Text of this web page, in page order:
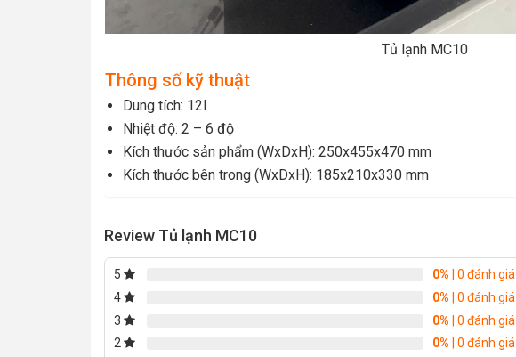
Tủ lạnh MC10
Thông số kỹ thuật
Dung tích: 12l
Nhiệt độ: 2 – 6 độ
Kích thước sản phẩm (WxDxH): 250x455x470 mm
Kích thước bên trong (WxDxH): 185x210x330 mm
Review Tủ lạnh MC10
5 0% | 0 đánh giá
4
0% | 0 đánh giá
3
0% | 0 đánh giá
2
0% | 0 đánh giá